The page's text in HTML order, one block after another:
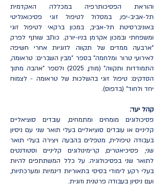
והוראת הפסיכותרפיה במכללה האקדמית
תל-אביב-יפו, במסלול לטיפול זוגי פסיכואנליטי
באוניברסיטת תל-אביב, במכון ברקאי לטיפול זוגי
ומשפחתי ובמכון אקרמן בניו-יורק. כותב שותף לפרק
"ארבעה ממדים של תקווה לזוגיות אחרי חשיפה
לאירועי טרור ומלחמה" בספר "מבין השברים: טראומה,
התמודדות ותקווה" (מודן, 2025) ולספר "אהבה מתוך
הסדקים: טיפול זוגי בהשלכות של טראומה - לצמוח
יחד ולחוד" (בדפוס).
קהל יעד:
פסיכולוגים מומחים ומתמחים, עובדים סוציאליים
קליניים או עובדים סוציאליים בעלי תואר שני עם ניסיון
בעבודה טיפולית, מטפלים בהבעה ויצירה בעלי תואר
שני, פסיכיאטרים, קרימינולוגים קליניים וסטודנטים
לתואר שני בפסיכולוגיה. על כלל המשתתפים להיות
בעלי רקע לימודי בסיסי בתאוריות דינמיות ומערכתיות,
ועם ניסיון בעבודה פרטנית וזוגית.